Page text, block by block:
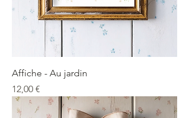
Affiche - Au jardin
Precio
12,00 €